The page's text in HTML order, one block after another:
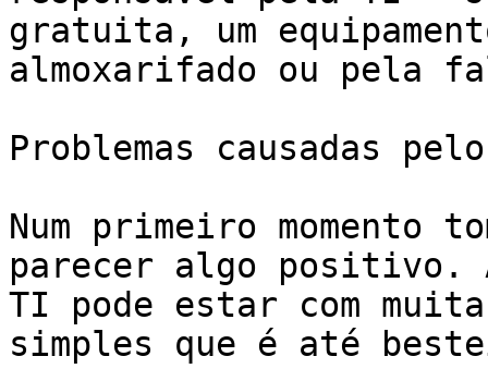
gratuita, um
almoxarifado ou pela
Problemas causadas
Num primeiro momento
parecer algo positivo.
TI pode estar com
simples que é até